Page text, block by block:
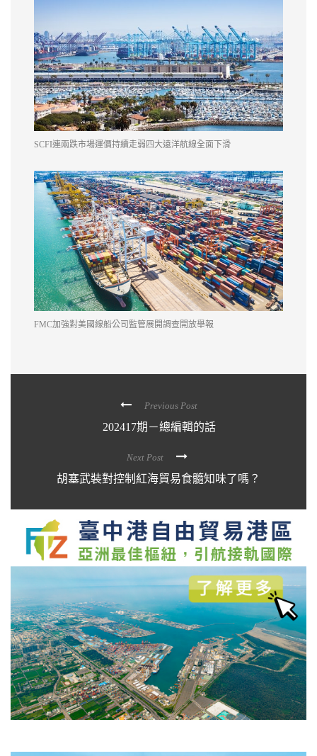
Previous Post
202417期－總編輯的話
Next Post
胡塞武裝對控制紅海貿易食髓知味了嗎？
SCFI連兩跌市場運價持續走弱四大遠洋航線全面下滑
FMC加強對美國線船公司監管展開調查開放舉報